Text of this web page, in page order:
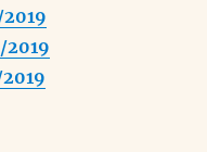
2019